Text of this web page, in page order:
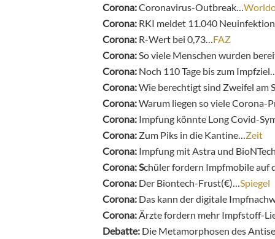
Corona:Coronavirus-Outbreak…
Corona: RKI meldet 11.040
Corona: R-Wert bei 0,73… FAZ
Corona: So viele Menschen wurden
Corona: Noch 110 Tage bis zum Impfziel…
Corona:Wie berechtigt sind Zweifel am
Corona:Warum liegen so viele Corona-
Corona: Impfung könnte Long Covid-
Corona: Zum Piks in die Kantine… Zeit
Corona: Impfung mit Astra und
Corona: Schüler fordern Impfmobile auf
Corona: Der Biontech-Frust(€)… Spiegel
Corona: Das kann der digitale
Corona: Ärzte fordern mehr Impfstoff-
Debatte: Die Metamorphosen des